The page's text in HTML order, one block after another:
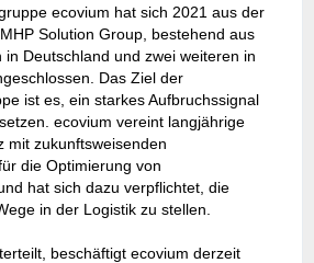
ecovium hat sich 2021 aus der
Solution Group, bestehend aus
Deutschland und zwei weiteren in
Das Ziel der
ist es, ein starkes Aufbruchssignal
ecovium vereint langjährige
mit zukunftsweisenden
die Optimierung von
hat sich dazu verpflichtet, die
in der Logistik zu stellen.
beschäftigt ecovium derzeit